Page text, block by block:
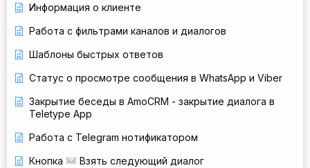
Информация о клиенте
Работа с фильтрами каналов и диалогов
Шаблоны быстрых ответов
Статус о просмотре сообщения в WhatsApp и Viber
Закрытие беседы в AmoCRM - закрытие диалога в
Teletype App
Работа с Telegram нотификатором
Кнопка
Взять следующий диалог